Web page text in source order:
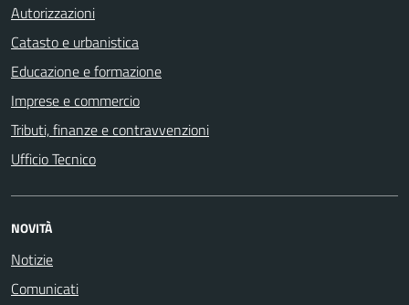
Autorizzazioni
Catasto e urbanistica
Educazione e formazione
Imprese e commercio
Tributi, finanze e contravvenzioni
Ufficio Tecnico
NOVITÀ
Notizie
Comunicati